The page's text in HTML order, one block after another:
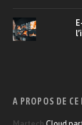
A PROPOS DE CE